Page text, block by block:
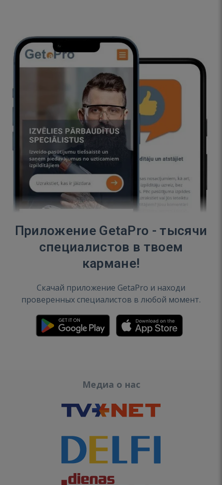
Приложение GetaPro - тысячи
специалистов в твоем
кармане!
Скачай приложение GetaPro и находи
проверенных специалистов в любой момент.
Медиа о нас